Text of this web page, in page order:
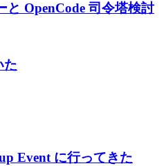
と OpenCode 司令塔検討
た
Event に行ってきた